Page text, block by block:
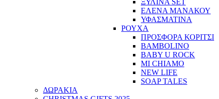
ΕΛΕΝΑ ΜΑΝΑΚΟΥ
ΥΦΑΣΜΑΤΙΝΑ
ΡΟΥΧΑ
ΠΡΟΣΦΟΡΑ ΚΟΡΙΤΣΙ
BAMBOLINO
BABY U ROCK
MI CHIAMO
NEW LIFE
SOAP TALES
ΔΩΡΑΚΙΑ